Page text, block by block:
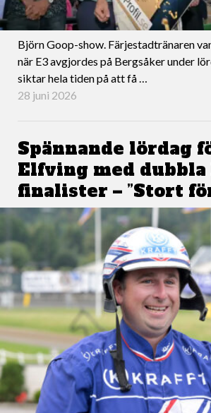
28 juni 2026
Björn Goop-show. Färjestadtränaren
när E3 avgjordes på Bergsåker under
siktar hela tiden på att få …
Spännande lördag
Elfving med dubbla
finalister – ”Stort